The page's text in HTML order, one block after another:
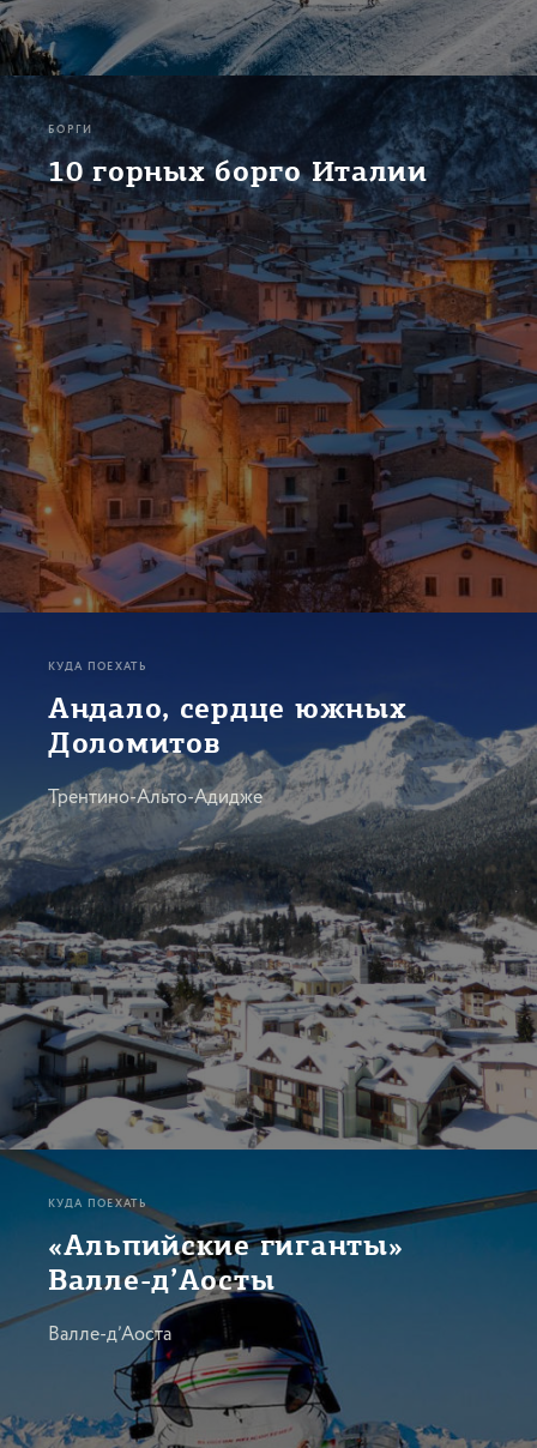
БОРГИ
10 горных борго Италии
КУДА ПОЕХАТЬ
Андало, сердце южных
Доломитов
Трентино-Альто-Адидже
КУДА ПОЕХАТЬ
«Альпийские гиганты»
Валле-д’Аосты
Валле-д’Аоста